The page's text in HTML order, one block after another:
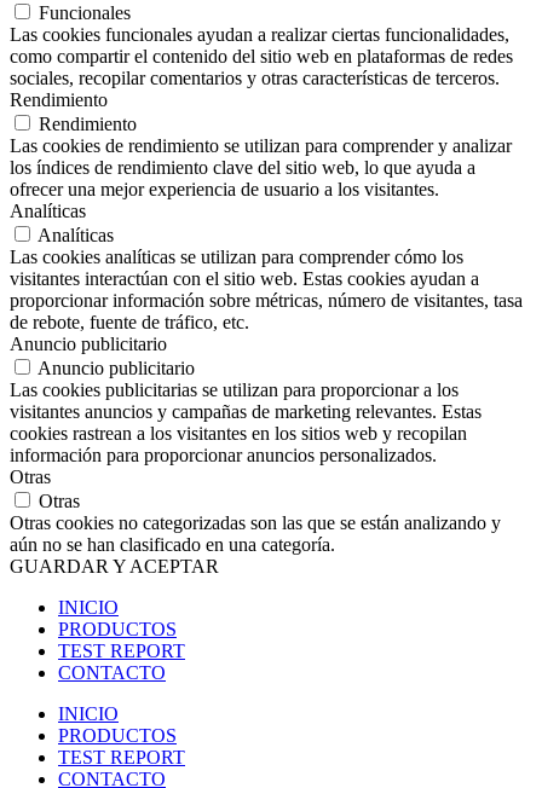
Funcionales
Las cookies funcionales ayudan a realizar ciertas funcionalidades,
como compartir el contenido del sitio web en plataformas de redes
sociales, recopilar comentarios y otras características de terceros.
Rendimiento
Rendimiento
Las cookies de rendimiento se utilizan para comprender y analizar
los índices de rendimiento clave del sitio web, lo que ayuda a
ofrecer una mejor experiencia de usuario a los visitantes.
Analíticas
Analíticas
Las cookies analíticas se utilizan para comprender cómo los
visitantes interactúan con el sitio web. Estas cookies ayudan a
proporcionar información sobre métricas, número de visitantes, tasa
de rebote, fuente de tráfico, etc.
Anuncio publicitario
Anuncio publicitario
Las cookies publicitarias se utilizan para proporcionar a los
visitantes anuncios y campañas de marketing relevantes. Estas
cookies rastrean a los visitantes en los sitios web y recopilan
información para proporcionar anuncios personalizados.
Otras
Otras
Otras cookies no categorizadas son las que se están analizando y
aún no se han clasificado en una categoría.
GUARDAR Y ACEPTAR
INICIO
PRODUCTOS
TEST REPORT
CONTACTO
INICIO
PRODUCTOS
TEST REPORT
CONTACTO